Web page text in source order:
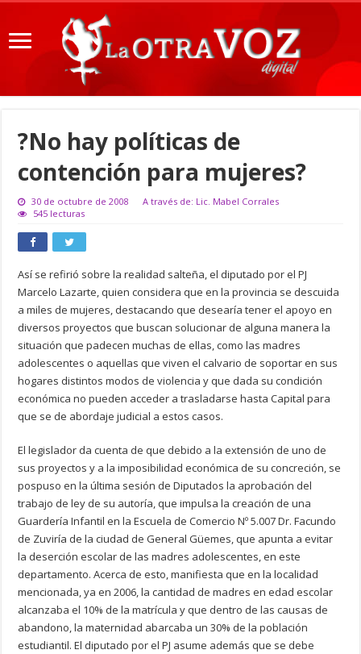
?No hay políticas de
contención para mujeres?
30 de octubre de 2008
A través de: Lic. Mabel Corrales
545 lecturas
Así se refirió sobre la realidad salteña, el diputado por el PJ
Marcelo Lazarte, quien considera que en la provincia se descuida
a miles de mujeres, destacando que desearía tener el apoyo en
diversos proyectos que buscan solucionar de alguna manera la
situación que padecen muchas de ellas, como las madres
adolescentes o aquellas que viven el calvario de soportar en sus
hogares distintos modos de violencia y que dada su condición
económica no pueden acceder a trasladarse hasta Capital para
que se de abordaje judicial a estos casos.
El legislador da cuenta de que debido a la extensión de uno de
sus proyectos y a la imposibilidad económica de su concreción, se
pospuso en la última sesión de Diputados la aprobación del
trabajo de ley de su autoría, que impulsa la creación de una
Guardería Infantil en la Escuela de Comercio Nº 5.007 Dr. Facundo
de Zuviría de la ciudad de General Güemes, que apunta a evitar
la deserción escolar de las madres adolescentes, en este
departamento. Acerca de esto, manifiesta que en la localidad
mencionada, ya en 2006, la cantidad de madres en edad escolar
alcanzaba el 10% de la matrícula y que dentro de las causas de
abandono, la maternidad abarcaba un 30% de la población
estudiantil. El diputado por el PJ asume además que se debe